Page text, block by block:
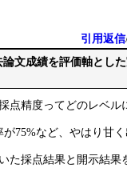
引用返信
文成績を評価軸とし
点精度ってどのレベル
75%など、やはり甘く
た採点結果と開示結